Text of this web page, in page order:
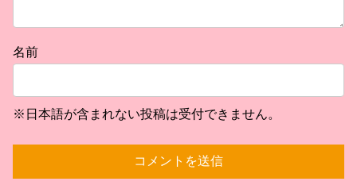
名前
※日本語が含まれない投稿は受付できません。